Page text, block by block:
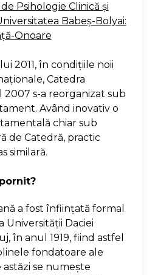
Psihologie Clinică şi
Babeş-Bolyai:
Onoare
2011, în condiţiile noii
Catedra
s-a reorganizat sub
Având inovativ o
chiar sub
de Catedră, practic
similară.
a fost înfiinţată formal
Universităţii Daciei
în anul 1919, fiind astfel
fondatoare ale
astăzi se numeşte